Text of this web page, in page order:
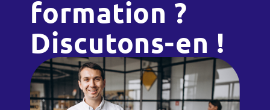
formation ?
Discutons-en !